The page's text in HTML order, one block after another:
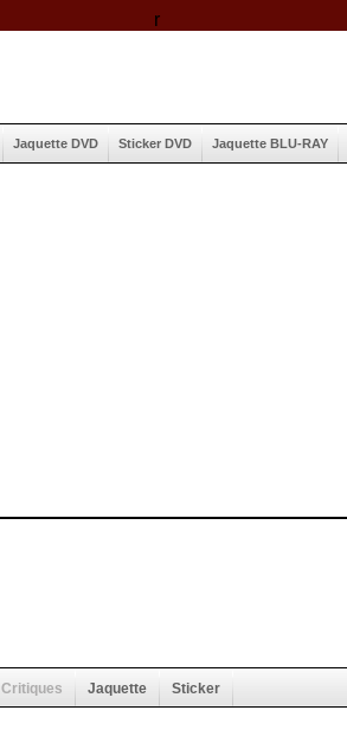
r
Jaquette DVD Sticker DVD Jaquette BLU-RAY
Critiques Jaquette Sticker